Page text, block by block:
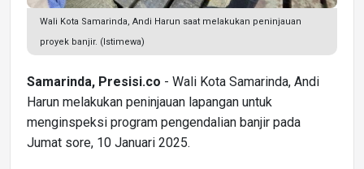
Wali Kota Samarinda, Andi Harun saat melakukan peninjauan
proyek banjir. (Istimewa)
Samarinda, Presisi.co - Wali Kota Samarinda, Andi
Harun melakukan peninjauan lapangan untuk
menginspeksi program pengendalian banjir pada
Jumat sore, 10 Januari 2025.